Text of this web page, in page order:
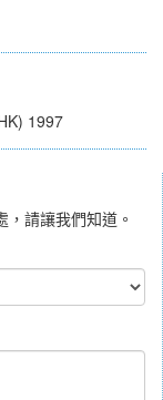
1997
請讓我們知道。